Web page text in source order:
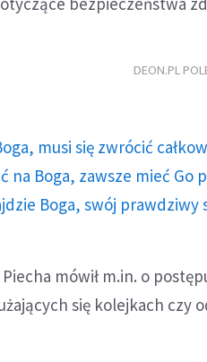
DEON.PL
musi się zwrócić
na Boga, zawsze mieć Go
Boga, swój prawdziwy
mówił m.in. o
się kolejkach czy